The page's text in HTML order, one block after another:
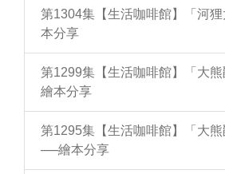
第1304集【生活咖啡館】「河
本分享
第1299集【生活咖啡館】「大
繪本分享
第1295集【生活咖啡館】「大熊
──繪本分享